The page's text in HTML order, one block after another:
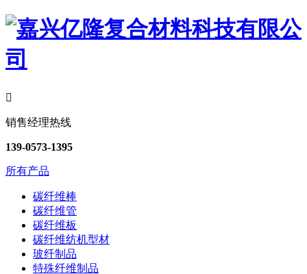

销售经理热线
139-0573-1395
所有产品
碳纤维棒
碳纤维管
碳纤维板
碳纤维纺机型材
玻纤制品
特殊纤维制品